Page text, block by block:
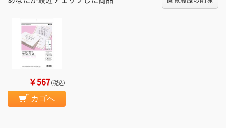
￥567（税込）
カゴへ